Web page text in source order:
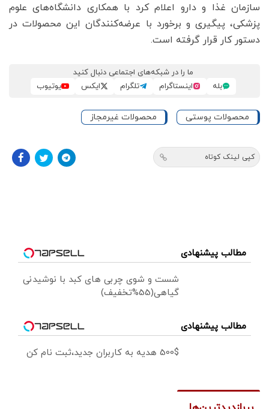
سازمان غذا و دارو اعلام کرد با همکاری دانشگاه‌های علوم
پزشکی، پیگیری و برخورد با عرضه‌کنندگان این محصولات در
دستور کار قرار گرفته است.
ما را در شبکه‌های اجتماعی دنبال کنید
بله
اینستاگرام تلگرام ایکس یوتیوب
محصولات پوستی محصولات غیرمجاز
کپی لینک کوتاه
مطالب پیشنهادی
شست و شوی چربی های کبد با نوشیدنی
گیاهی(55%تخفیف)
مطالب پیشنهادی
500$ هدیه به کاربران جدید،ثبت نام کن